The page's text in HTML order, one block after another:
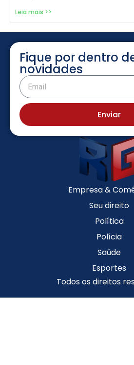
Leia mais >>
Fique por dentro
novidades
Enviar
Empresa &
Seu direito
Política
Polícia
Saúde
Esportes
Todos os direitos